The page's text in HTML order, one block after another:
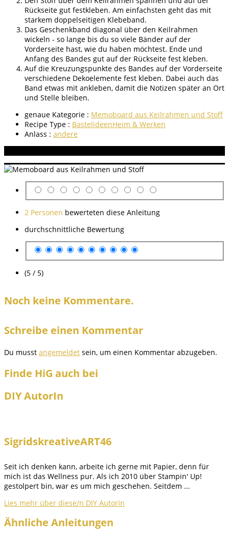
Rückseite gut festkleben. Am einfachsten geht das mit
starkem doppelseitigen Klebeband.
Das Geschenkband diagonal über den Keilrahmen
wickeln - so lange bis du so viele Bänder auf der
Vorderseite hast, wie du haben möchtest. Ende und
Anfang des Bandes gut auf der Rückseite fest kleben.
Auf die Kreuzungspunkte des Bandes auf der Vorderseite
verschiedene Dekoelemente fest kleben. Dabei auch das
Band etwas mit ankleben, damit die Notizen später an Ort
und Stelle bleiben.
genaue Kategorie : Memoboard aus Keilrahmen und Stoff
Recipe Type : BastelideenHeim & Werken
Anlass : andere
2 Personen bewerteten diese Anleitung
durchschnittliche Bewertung
(5 / 5)
Noch keine Kommentare.
Schreibe einen Kommentar
Du musst angemeldet sein, um einen Kommentar abzugeben.
Finde HiG auch bei
DIY AutorIn
SigridskreativeART46
Seit ich denken kann, arbeite ich gerne mit Papier, denn für
mich ist das Wellness pur. Als ich 2010 über Stampin' Up!
gestolpert bin, war es um mich geschehen. Seitdem ...
Lies mehr über diese/n DIY AutorIn
Ähnliche Anleitungen